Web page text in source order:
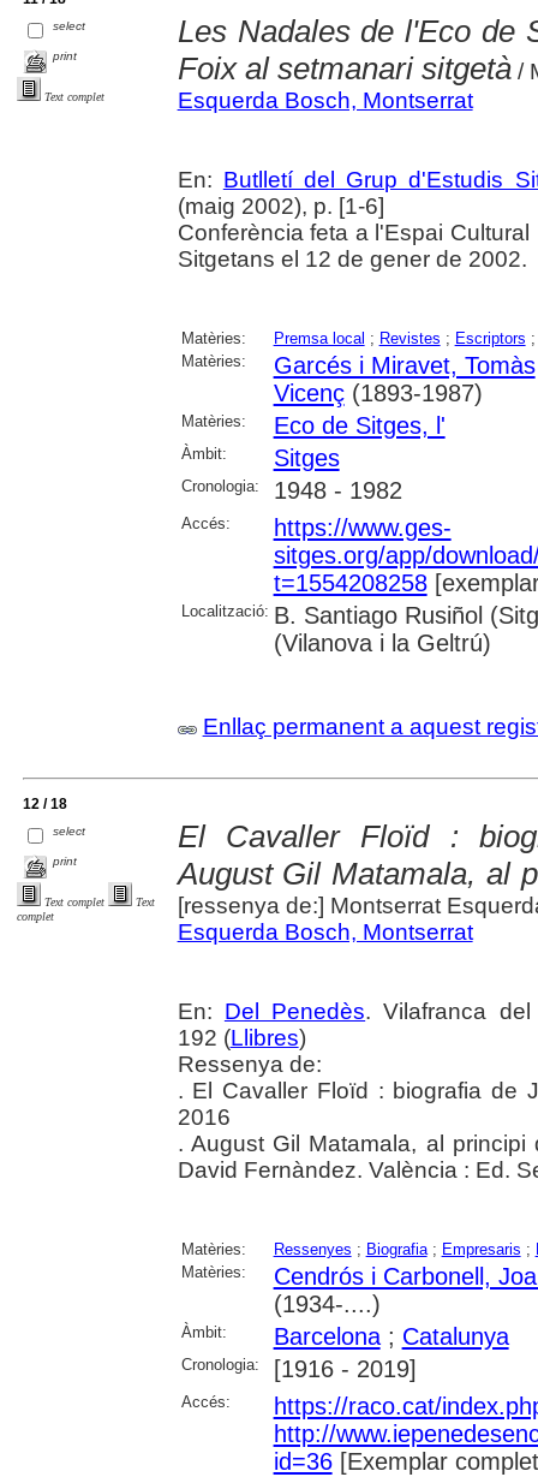
select
print
Text complet
Les Nadales de l'Eco de
Foix al setmanari sitgetà/
Esquerda Bosch, Montserrat
En: Butlletí del Grup d'Estudis
(maig 2002), p. [1-6]
Conferència feta a l'Espai
Sitgetans el 12 de gener de 2002.
Matèries: Premsa local ; Revistes ; Escriptors
Matèries:
Garcés i Miravet, Tomàs
Vicenç(1893-1987)
Matèries: Eco de Sitges, l'
Àmbit: Sitges
Cronologia: 1948 - 1982
Accés:
https://www.ges-
sitges.org/app/
t=1554208258
Localització: B. Santiago Rusiñol
(Vilanova i la Geltrú)
Enllaç permanent a aquest
12 / 18
select
print
Text complet
Text
complet
El Cavaller Floïd :
August Gil Matamala, al
[ressenya de:] Montserrat
Esquerda Bosch, Montserrat
En: Del Penedès. Vilafranca
192 (Llibres)
Ressenya de:
. El Cavaller Floïd : biografia de
2016
. August Gil Matamala, al
David Fernàndez. València : Ed.
Matèries: Ressenyes ; Biografia; Empresaris ;
Matèries:
Cendrós i Carbonell,
(1934-....)
Àmbit: Barcelona; Catalunya
Cronologia: [1916 - 2019]
Accés:
https://raco.cat/
http://
id=36[Exemplar